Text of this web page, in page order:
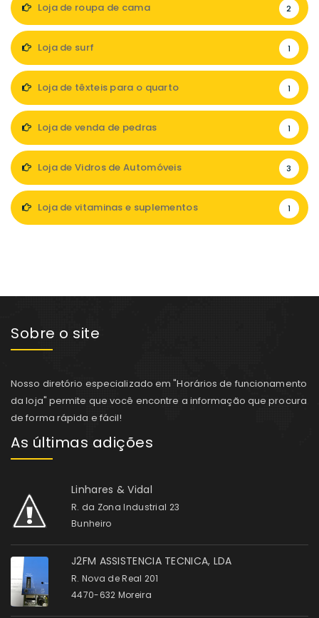
Loja de roupa de cama 2
Loja de surf 1
Loja de têxteis para o quarto 1
Loja de venda de pedras 1
Loja de Vidros de Automóveis 3
Loja de vitaminas e suplementos 1
Sobre o site
Nosso diretório especializado em "Horários de funcionamento
da loja" permite que você encontre a informação que procura
de forma rápida e fácil!
As últimas adições
Linhares & Vidal
R. da Zona Industrial 23
Bunheiro
J2FM ASSISTENCIA TECNICA, LDA
R. Nova de Real 201
4470-632 Moreira